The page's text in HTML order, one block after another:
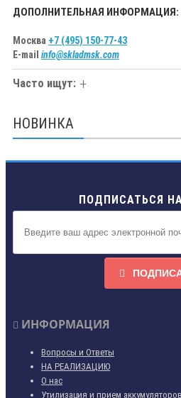
ДОПОЛНИТЕЛЬНАЯ ИНФОРМАЦИЯ:
Москва +7 (495) 150-77-43
E-mail info@skladmsk.com
Часто ищут:
НОВИНКА
ПОДПИСАТЬСЯ
ИНФОРМАЦИЯ
Вопросы и Ответы
НА РЕАЛИЗАЦИЮ
О нас
Утилизация и прием